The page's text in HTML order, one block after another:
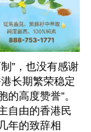
”，也没有感谢
长期繁荣稳定
高度赞誉”。
自由的香港民
年的致辞相